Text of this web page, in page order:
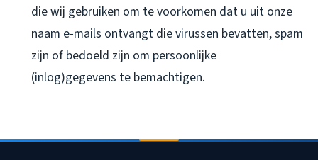
die wij gebruiken om te voorkomen dat u uit onze
naam e-mails ontvangt die virussen bevatten, spam
zijn of bedoeld zijn om persoonlijke
(inlog)gegevens te bemachtigen.